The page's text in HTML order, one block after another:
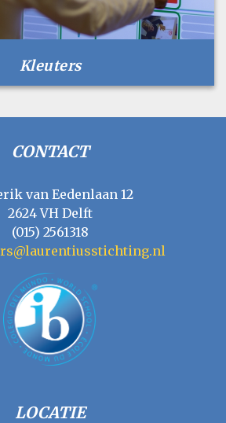
Kleuters
CONTACT
van Eedenlaan 12
2624 VH Delft
(015) 2561318
LOCATIE